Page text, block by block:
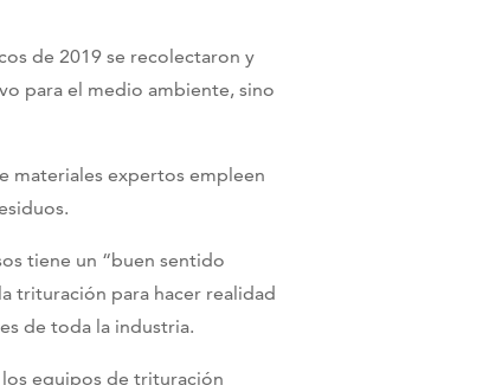
de 2019 se recolectaron y
para el medio ambiente, sino
materiales expertos empleen
tiene un “buen sentido
trituración para hacer realidad
de toda la industria.
equipos de trituración